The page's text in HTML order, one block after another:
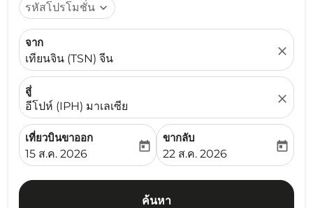
รหัสโปรโมชั่น expand_more
จาก
เทียนจิน (TSN) จีน
close
สู่
อีโปห์ (IPH) มาเลเซีย
close
เที่ยวบินขาออก
fc-booking-departure-date-aria-label
15 ส.ค. 2026
today
ขากลับ
fc-booking-return-date-
22 ส.ค. 2026
today
ค้นหา